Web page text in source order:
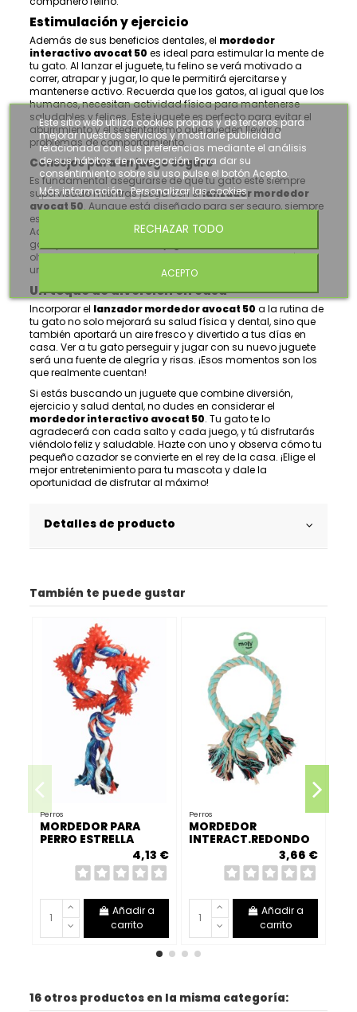
Estimulación y ejercicio
Además de sus beneficios dentales, el mordedor
interactivo avocat 50 es ideal para estimular la mente de
tu gato. Al lanzar el juguete, tu felino se verá motivado a
correr, atrapar y jugar, lo que le permitirá ejercitarse y
mantenerse activo. Recuerda que los gatos, al igual que los
humanos, necesitan actividad física para mantenerse
saludables y felices. Este juguete es perfecto para evitar el
aburrimiento y el sedentarismo que pueden llevar a
problemas de comportamiento.
Consejos para un juego seguro
Es fundamental asegurarse de que tu gato esté siempre
supervisado mientras juega con ellanzador mordedor
avocat 50. Aunque está diseñado para ser seguro, siempre
es mejor estar atentos a cualquier signo de desgaste.
Además, establece un tiempo de juego regular para que tu
gato pueda disfrutar de su juguete sin excederse. ¡Y no
olvides recompensarlo con caricias o premios después de
una buena sesión de juego!
Un toque de diversión en casa
Incorporar el lanzador mordedor avocat 50 a la rutina de
tu gato no solo mejorará su salud física y dental, sino que
también aportará un aire fresco y divertido a tus días en
casa. Ver a tu gato perseguir y jugar con su nuevo juguete
será una fuente de alegría y risas. ¡Esos momentos son los
que realmente cuentan!
Si estás buscando un juguete que combine diversión,
ejercicio y salud dental, no dudes en considerar el
mordedor interactivo avocat 50. Tu gato te lo
agradecerá con cada salto y cada juego, y tú disfrutarás
viéndolo feliz y saludable. Hazte con uno y observa cómo tu
pequeño cazador se convierte en el rey de la casa. ¡Elige el
mejor entretenimiento para tu mascota y dale la
oportunidad de disfrutar al máximo!
Detalles de producto
También te puede gustar
Perros
MORDEDOR PARA
PERRO ESTRELLA
DENTAL TPR 26CM4,13 €
Añadir a
carrito
Perros
MORDEDOR
INTERACT.REDONDO
3,66 €
Añadir a
carrito
16 otros productos en la misma categoría:
Este sitio web utiliza cookies propias y de terceros para
mejorar nuestros servicios y mostrarle publicidad
relacionada con sus preferencias mediante el análisis
de sus hábitos de navegación. Para dar su
consentimiento sobre su uso pulse el botón Acepto.
Más información Personalizar las cookies
RECHAZAR TODO
ACEPTO